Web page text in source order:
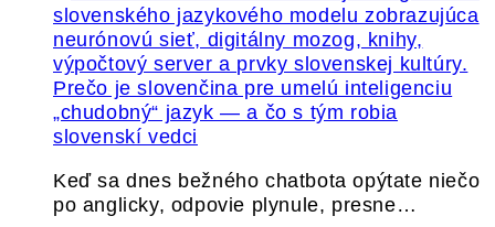
Prečo je slovenčina pre umelú inteligenciu
„chudobný“ jazyk — a čo s tým robia
slovenskí vedci
Keď sa dnes bežného chatbota opýtate niečo
po anglicky, odpovie plynule, presne…